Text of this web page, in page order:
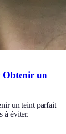
Obtenir un
un teint parfait
à éviter.